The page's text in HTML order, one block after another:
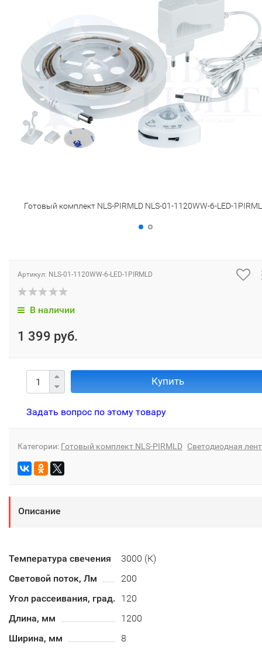
Готовый комплект NLS-PIRMLD NLS-01-1120WW-6-LED-
Артикул: NLS-01-1120WW-6-LED-1PIRMLD
В наличии
1 399 руб.
Купить
Задать вопрос по этому товару
Категории: Готовый комплект NLS-PIRMLD Светодиодная
Описание
Температура свечения
3000 (К)
Световой поток, Лм
200
Угол рассеивания, град. 120
Длина, мм
1200
Ширина, мм
8